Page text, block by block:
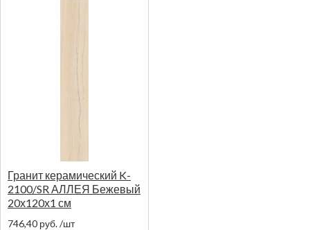
Гранит керамический K-
2100/SR АЛЛЕЯ Бежевый
20х120х1 см
746,40 руб./шт